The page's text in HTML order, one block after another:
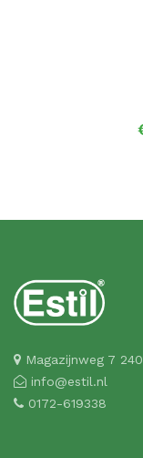
Magazijnweg 7
info@estil.nl
0172-619338